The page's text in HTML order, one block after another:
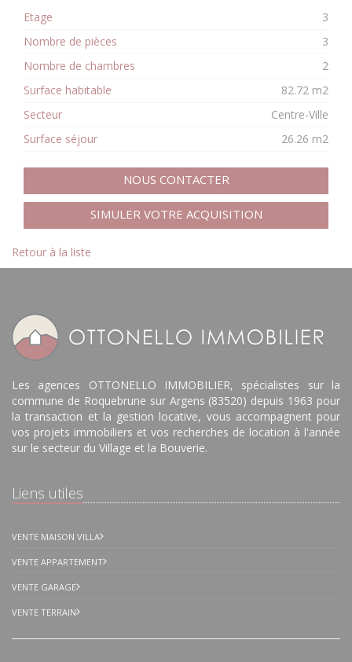
Etage
3
Nombre de pièces
3
Nombre de chambres
2
Surface habitable
82.72 m2
Secteur
Centre-Ville
Surface séjour
26.26 m2
NOUS CONTACTER
SIMULER VOTRE ACQUISITION
Retour à la liste
Les agences OTTONELLO IMMOBILIER, spécialistes sur la
commune de Roquebrune sur Argens (83520) depuis 1963 pour
la transaction et la gestion locative, vous accompagnent pour
vos projets immobiliers et vos recherches de location à l'année
sur le secteur du Village et la Bouverie.
Liens utiles
VENTE MAISON VILLA
VENTE APPARTEMENT
VENTE GARAGE
VENTE TERRAIN